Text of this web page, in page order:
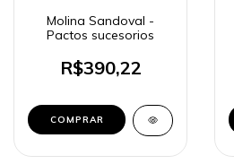
Molina Sandoval -
Pactos sucesorios
R$390,22
COMPRAR